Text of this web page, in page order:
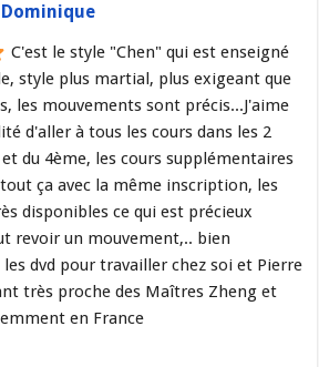
C'est le style "Chen" qui est enseigné
style plus martial, plus exigeant que
les mouvements sont précis...J'aime
d'aller à tous les cours dans les 2
du 4ème, les cours supplémentaires
ça avec la même inscription, les
disponibles ce qui est précieux
revoir un mouvement,.. bien
les dvd pour travailler chez soi et Pierre
très proche des Maîtres Zheng et
en France